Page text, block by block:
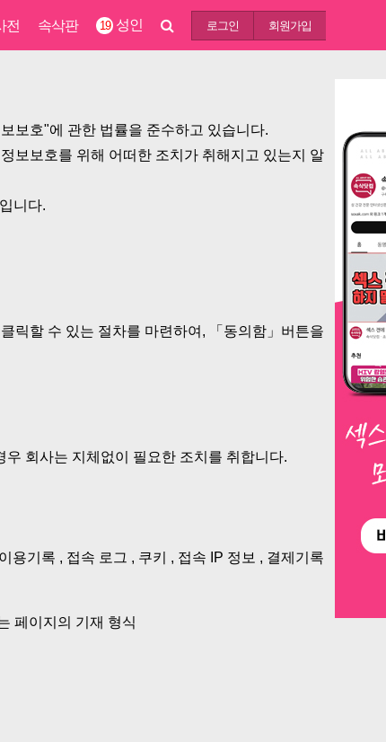
전 속삭판 19 성인 로그인 회원가입
보호"에 관한 법률을 준수하고 있습니다.
보보호를 위해 어떠한 조치가 취해지고 있는지 알
니다.
릭할 수 있는 절차를 마련하여, 「동의함」버튼을
회사는 지체없이 필요한 조치를 취합니다.
용기록 , 접속 로그 , 쿠키 , 접속 IP 정보 , 결제기록
페이지의 기재 형식